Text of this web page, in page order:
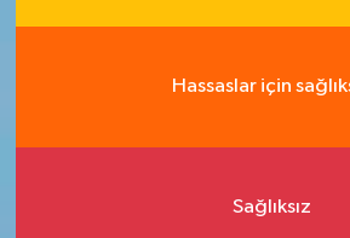
Hassaslar için
Sağlıksız